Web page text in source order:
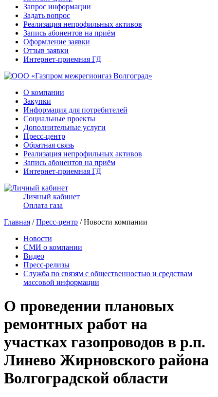
Запрос информации
Задать вопрос
Реализация непрофильных активов
Запись абонентов на приём
Оформление заявки
Отзыв заявки
Интернет-приемная ГД
О компании
Закупки
Информация для потребителей
Социальные проекты
Дополнительные услуги
Пресс-центр
Обратная связь
Реализация непрофильных активов
Запись абонентов на приём
Интернет-приемная ГД
Личный кабинет
Оплата газа
Главная /Пресс-центр / Новости компании
Новости
СМИ о компании
Видео
Пресс-релизы
Служба по связям с общественностью и средствам
массовой информации
О проведении плановых
ремонтных работ на
участках газопроводов в р.п.
Линево Жирновского района
Волгоградской области